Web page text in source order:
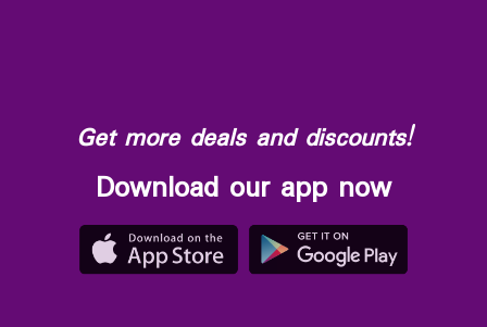
Get more deals and discounts!
Download our app now